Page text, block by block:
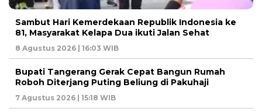
Sambut Hari Kemerdekaan Republik Indonesia ke
81, Masyarakat Kelapa Dua ikuti Jalan Sehat
8 Agustus 2026 | 16:03 WIB
Bupati Tangerang Gerak Cepat Bangun Rumah
Roboh Diterjang Puting Beliung di Pakuhaji
7 Agustus 2026 | 15:18 WIB